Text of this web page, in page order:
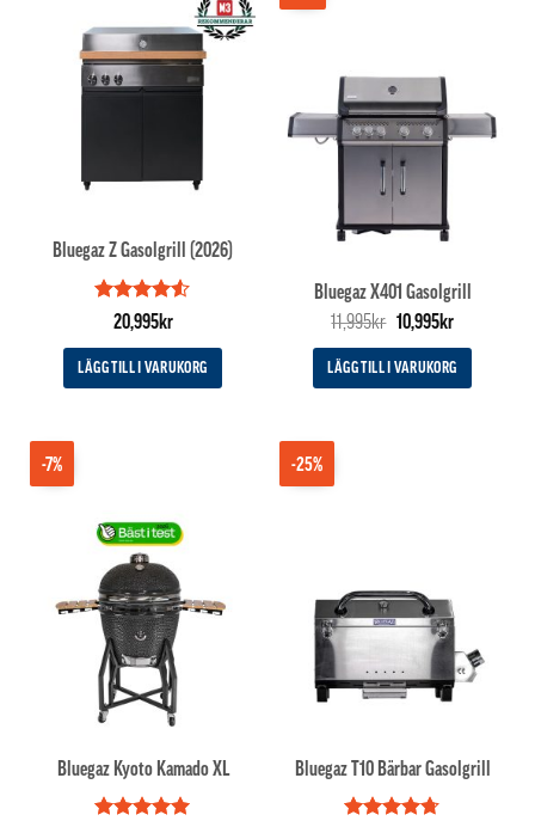
Bluegaz Z Gasolgrill (2026)
Betygsatt
av 5
20,995kr
LÄGG TILL I VARUKORG
Bluegaz X401 Gasolgrill
11,995kr Det
ursprungliga
priset
var:
10,995krDet
priset
är:
LÄGG TILL I VARUKORG
-7%
Bluegaz Kyoto Kamado XL
-25%
Bluegaz T10 Bärbar Gasolgrill